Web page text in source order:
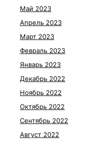
Май 2023
Апрель 2023
Март 2023
Февраль 2023
Январь 2023
Декабрь 2022
Ноябрь 2022
Октябрь 2022
Сентябрь 2022
Август 2022